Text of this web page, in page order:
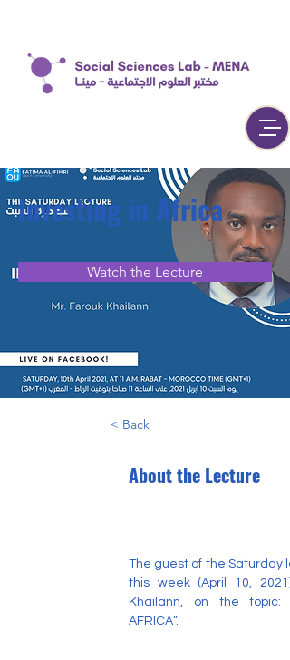
Investing in Africa
Watch the Lecture
< Back
About the Lecture
The guest of the Saturday
this week (April 10,
Khailann, on the topic:
AFRICA”.